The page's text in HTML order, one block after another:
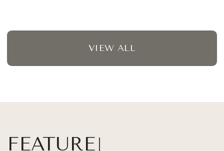
VIEW ALL
FEATURE